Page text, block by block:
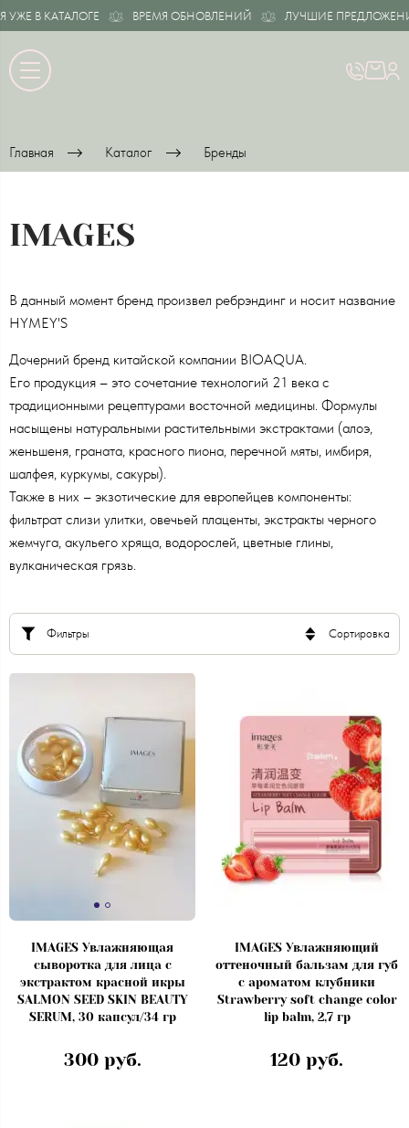
В КАТАЛОГЕ ВРЕМЯ ОБНОВЛЕНИЙ ЛУЧШИЕ ПРЕДЛОЖЕНИЯ
Главная Каталог Бренды
IMAGES
В данный момент бренд произвел ребрэндинг и носит название
HYMEY'S
Дочерний бренд китайской компании BIOAQUA.
Его продукция – это сочетание технологий 21 века с
традиционными рецептурами восточной медицины. Формулы
насыщены натуральными растительными экстрактами (алоэ,
женьшеня, граната, красного пиона, перечной мяты, имбиря,
шалфея, куркумы, сакуры).
Также в них – экзотические для европейцев компоненты:
фильтрат слизи улитки, овечьей плаценты, экстракты черного
жемчуга, акульего хряща, водорослей, цветные глины,
вулканическая грязь.
Фильтры Сортировка
IMAGES Увлажняющая
сыворотка для лица с
экстрактом красной икры
SALMON SEED SKIN BEAUTY
SERUM, 30 капсул/34 гр
300 руб.
IMAGES Увлажняющий
оттеночный бальзам для губ
с ароматом клубники
Strawberry soft change color
lip balm, 2,7 гр
120 руб.